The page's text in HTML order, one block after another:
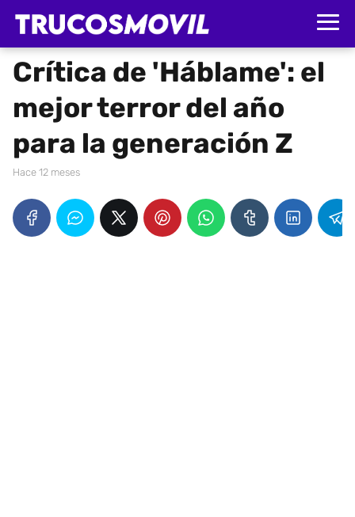
Crítica de 'Háblame': el
mejor terror del año
para la generación Z
hace 12 meses